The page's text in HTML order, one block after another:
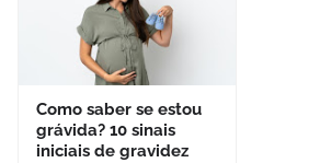
Como saber se estou
grávida? 10 sinais
iniciais de gravidez